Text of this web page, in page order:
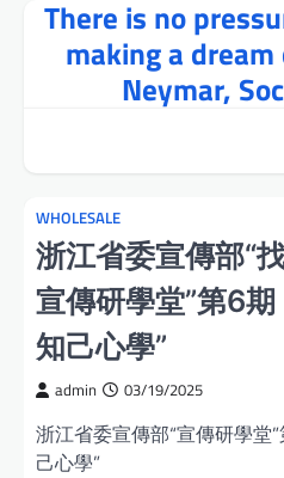
There is no
making a
Neymar,
WHOLESALE
浙江省委宣傳部“
宣傳研學堂”第6
知己心學”
admin 03/19/2025
浙江省委宣傳部“宣傳研學堂
己心學”